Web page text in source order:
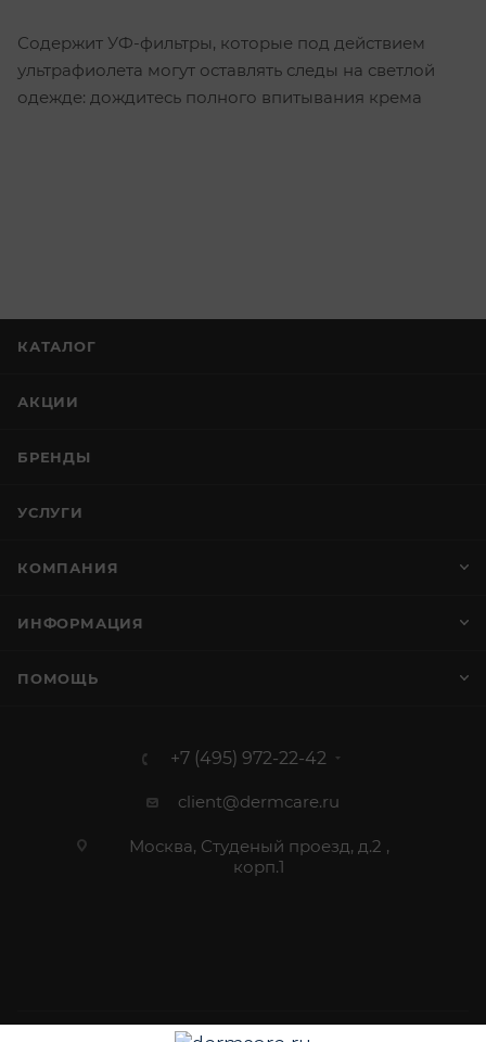
Содержит УФ-фильтры, которые под действием
ультрафиолета могут оставлять следы на светлой
одежде: дождитесь полного впитывания крема
КАТАЛОГ
АКЦИИ
БРЕНДЫ
УСЛУГИ
КОМПАНИЯ
ИНФОРМАЦИЯ
ПОМОЩЬ
+7 (495) 972-22-42
client@dermcare.ru
Москва, Студеный проезд, д.2 ,
корп.1